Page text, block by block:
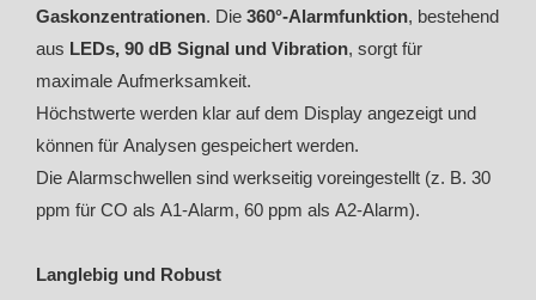
Gaskonzentrationen. Die 360°-Alarmfunktion, bestehend
aus LEDs, 90 dB Signal und Vibration, sorgt für
maximale Aufmerksamkeit.
Höchstwerte werden klar auf dem Display angezeigt und
können für Analysen gespeichert werden.
Die Alarmschwellen sind werkseitig voreingestellt (z. B. 30
ppm für CO als A1-Alarm, 60 ppm als A2-Alarm).
Langlebig und Robust